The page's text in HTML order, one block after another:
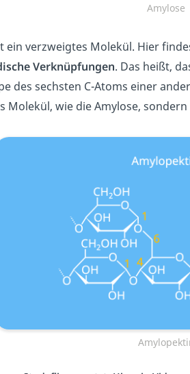
Amylose
ein verzweigtes Molekül. Hier
Verknüpfungen. Das heißt,
des sechsten C-Atoms einer
Molekül, wie die Amylose,